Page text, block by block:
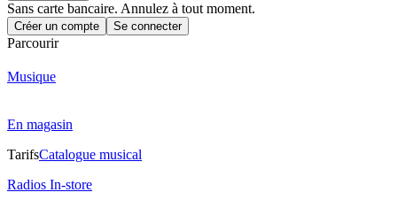
Sans carte bancaire. Annulez à tout moment.
Créer un compte Se connecter
Parcourir
Musique
En magasin
TarifsCatalogue musical
Radios In-store